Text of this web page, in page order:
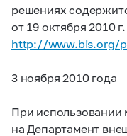
решениях
от 19 октября 2010
http://www.bis.org/
3 ноября 2010 года
При использовании
на Департамент